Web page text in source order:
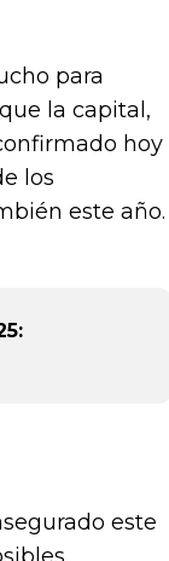
para
la capital,
hoy
los
este año.
este